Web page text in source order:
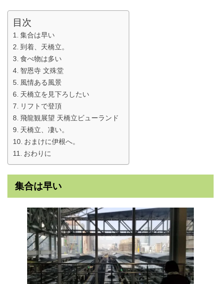
目次
集合は早い
到着、天橋立。
食べ物は多い
智恩寺 文殊堂
風情ある風景
天橋立を見下ろしたい
リフトで登頂
飛龍観展望 天橋立ビューランド
天橋立、凄い。
おまけに伊根へ。
おわりに
集合は早い